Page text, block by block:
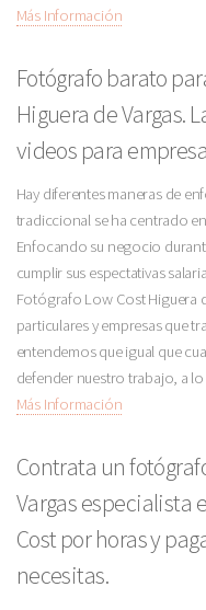
Más Información
Fotógrafo barato
Higuera de Vargas.
videos para
Hay diferentes maneras de
tradiccional se ha centrado
Enfocando su negocio
cumplir sus espectativas
Fotógrafo Low Cost Higuera
particulares y empresas que
entendemos que igual que
defender nuestro trabajo, a
Más Información
Contrata un
Vargas especialista
Cost por horas y
necesitas.